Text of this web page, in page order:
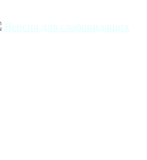
Версия для слабовидящих